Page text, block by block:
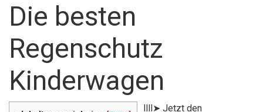
Die besten
Regenschutz
Kinderwagen
llll➤ Jetzt den